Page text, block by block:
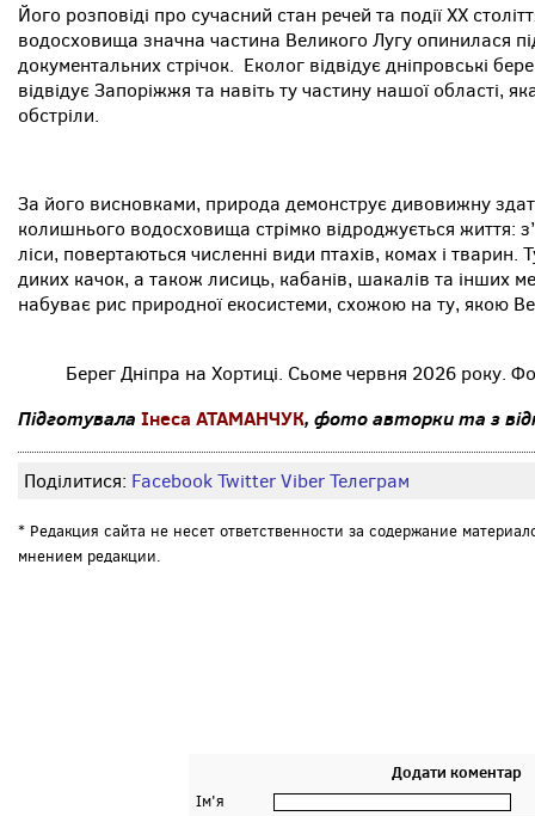
Його розповіді про сучасний стан речей та події ХХ
водосховища значна частина Великого Лугу опинилася
документальних стрічок. Еколог відвідує дніпровські
відвідує Запоріжжя та навіть ту частину нашої області,
обстріли.
За його висновками, природа демонструє дивовижну
колишнього водосховища стрімко відроджується життя:
ліси, повертаються численні види птахів, комах і
диких качок, а також лисиць, кабанів, шакалів та інших
набуває рис природної екосистеми, схожою на ту, якою
Берег Дніпра на Хортиці. Сьоме червня 2026 року.
Підготувала Інеса АТАМАНЧУК, фото авторки та з
Поділитися: FacebookTwitterViberТелеграм
* Редакция сайта не несет ответственности за содержание
мнением редакции.
Додати коментар
Ім'я